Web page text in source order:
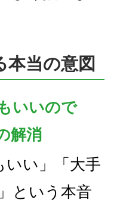
本当の意図
いいので
解消
いい」「大手
という本音